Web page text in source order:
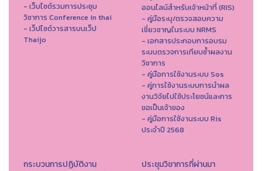
- เว็บไซต์รวมการประชุม
วิชาการ Conference in thai
- เว็ปไซต์วารสารบนเว็ป
Thaijo
ออนไลน์สำหรับเจ้าหน้าที่ (RIS)
- คู่มือระบุ/ตรวจสอบความ
เชี่ยวชาญในระบบ NRMS
- เอกสารประกอบการอบรม
ระบบตรวจการเทียบซ้ำผลงาน
วิชาการ
- คู่มือการใช้งานระบบ Sos
- คู่การใช้งานระบบการนำผล
งานวิจัยไปใช้ประโยชน์และการ
ขอเป็นเจ้าของ
- คู่มือการใช้งานระบบ Ris
ประจำปี 2568
กระบวนการปฏิบัติงาน ประชุมวิชาการที่ผ่านมา